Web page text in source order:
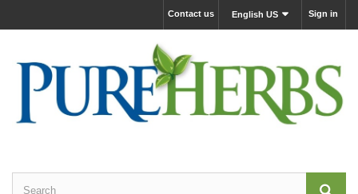
Sign in
English US
Contact us